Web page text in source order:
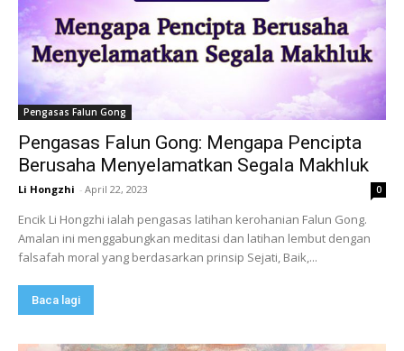
Pengasas Falun Gong
Pengasas Falun Gong: Mengapa Pencipta
Berusaha Menyelamatkan Segala Makhluk
Li Hongzhi - April 22, 2023 0
Encik Li Hongzhi ialah pengasas latihan kerohanian Falun Gong.
Amalan ini menggabungkan meditasi dan latihan lembut dengan
falsafah moral yang berdasarkan prinsip Sejati, Baik,...
Baca lagi